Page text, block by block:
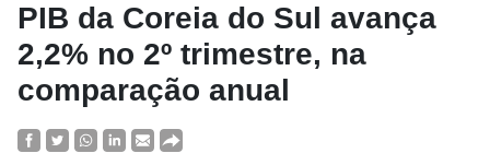
PIB da Coreia do Sul avança
2,2% no 2º trimestre, na
comparação anual